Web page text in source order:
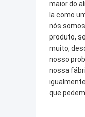
maior do
la como
nós
produto,
muito,
nosso
nossa
que